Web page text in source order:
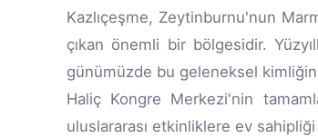
Kazlıçeşme, Zeytinburnu'nun
çıkan önemli bir bölgesidir.
günümüzde bu geleneksel
Haliç Kongre Merkezi'nin
uluslararası etkinliklere ev sahipliği